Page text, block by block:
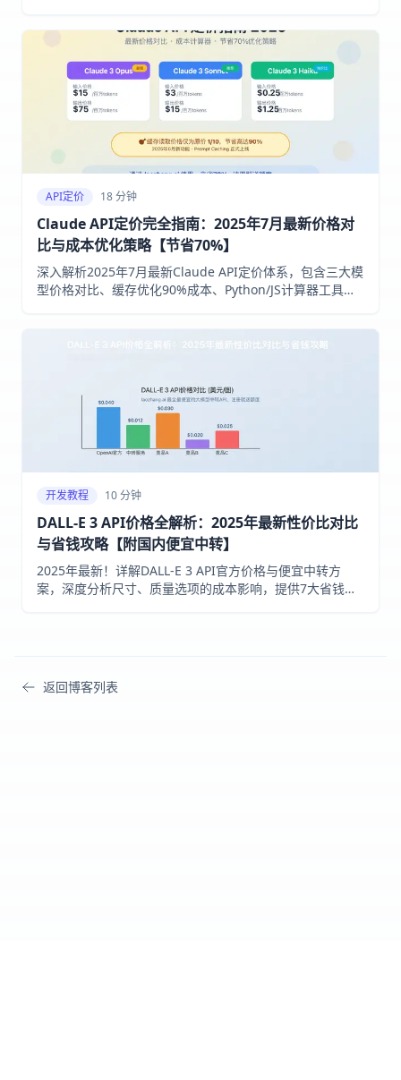
API定价 18 分钟
Claude API定价完全指南：2025年7月最新价格对
比与成本优化策略【节省70%】
深入解析2025年7月最新Claude API定价体系，包含三大模
型价格对比、缓存优化90%成本、Python/JS计算器工具、
开发教程 10 分钟
DALL-E 3 API价格全解析：2025年最新性价比对比
与省钱攻略【附国内便宜中转】
2025年最新！详解DALL-E 3 API官方价格与便宜中转方
案，深度分析尺寸、质量选项的成本影响，提供7大省钱秘
返回博客列表